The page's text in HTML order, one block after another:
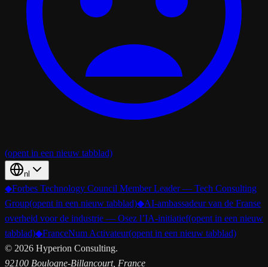
(opent in een nieuw tabblad)
nl
◆Forbes Technology Council Member Leader — Tech Consulting
Group(opent in een nieuw tabblad)◆AI-ambassadeur van de Franse
overheid voor de industrie — Osez l’IA-initiatief(opent in een nieuw
tabblad)◆FranceNum Activateur(opent in een nieuw tabblad)
© 2026 Hyperion Consulting.
92100 Boulogne-Billancourt, France